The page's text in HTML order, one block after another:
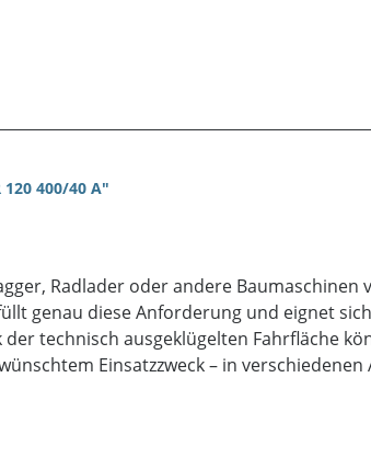
400/40 A"
Radlader oder andere
genau diese Anforderung und eignet
technisch ausgeklügelten Fahrfläche
Einsatzzweck – in